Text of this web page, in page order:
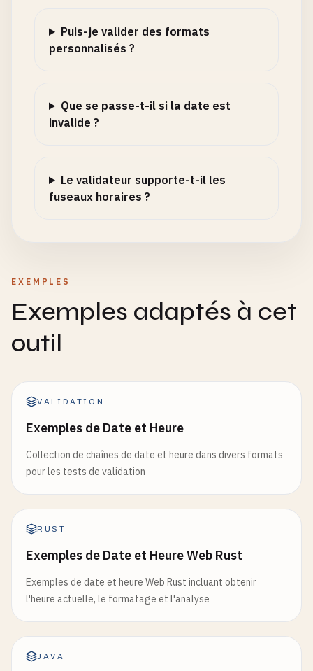
Puis-je valider des formats
personnalisés ?
Que se passe-t-il si la date est
invalide ?
Le validateur supporte-t-il les
fuseaux horaires ?
EXEMPLES
Exemples adaptés à cet
outil
VALIDATION
Exemples de Date et Heure
Collection de chaînes de date et heure dans divers formats
pour les tests de validation
RUST
Exemples de Date et Heure Web Rust
Exemples de date et heure Web Rust incluant obtenir
l'heure actuelle, le formatage et l'analyse
JAVA